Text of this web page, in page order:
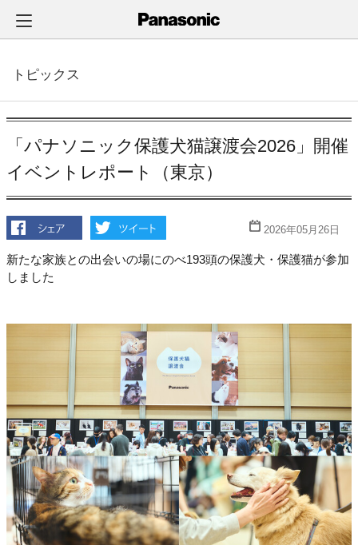
テ
ン
キ
ッ
プ
トピックス
「パナソニック保護犬猫譲渡会2026」開催
イベントレポート（東京）
2026年05月26日
新たな家族との出会いの場にのべ193頭の保護犬・保護猫が参加
しました